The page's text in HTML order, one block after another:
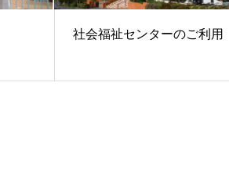
社会福祉センターのご利用